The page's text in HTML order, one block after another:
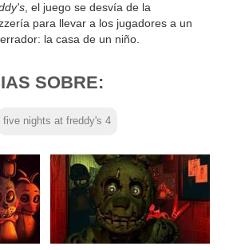
, el juego se desvía de la
para llevar a los jugadores a un
la casa de un niño.
SOBRE:
five nights at freddy's 4